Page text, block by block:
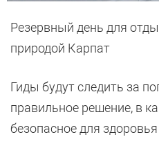
Резервный день для
природой Карпат
Гиды будут следить за
правильное решение, в
безопасное для